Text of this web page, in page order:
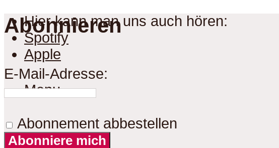
Hier kann man uns auch hören:
Spotify
Apple
Menu
Abonnieren
E-Mail-Adresse:
Abonnement abbestellen
Abonniere mich